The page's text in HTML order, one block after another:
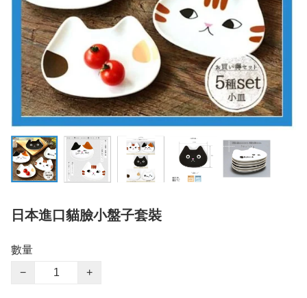
日本進口貓臉小盤子套裝
數量
−
+